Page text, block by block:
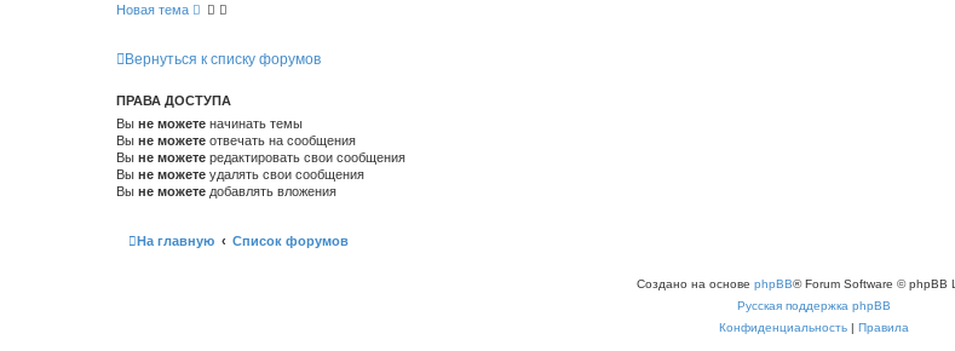
Новая тема
Вернуться к списку форумов
ПРАВА ДОСТУПА
Вы не можете начинать темы
Вы не можете отвечать на сообщения
Вы не можете редактировать свои сообщения
Вы не можете удалять свои сообщения
Вы не можете добавлять вложения
На главную Список форумов
Создано на основе phpBB® Forum Software © phpBB
Русская поддержка phpBB
Конфиденциальность | Правила